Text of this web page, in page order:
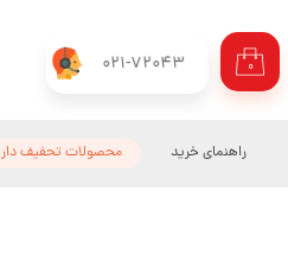
021-72043 ۰
محصولات تحفیف دار راهنمای خرید